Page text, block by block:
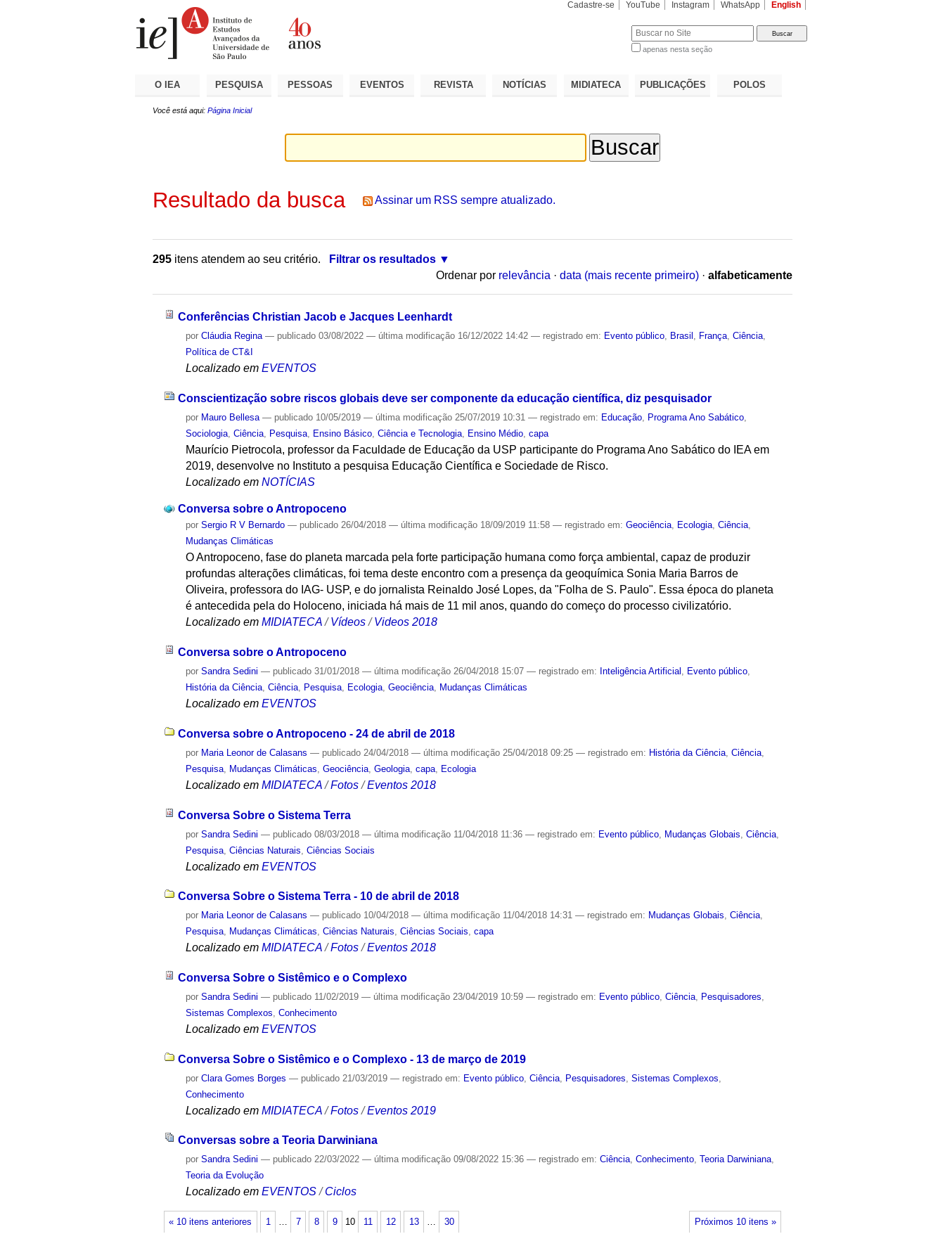
Cadastre-se YouTube Instagram WhatsApp English
apenas nesta seção
O IEA PESQUISA PESSOAS EVENTOS REVISTA NOTÍCIAS MIDIATECA PUBLICAÇÕES POLOS
Você está aqui: Página Inicial
Resultado da busca Assinar um RSS sempre atualizado.
295 itens atendem ao seu critério.
Filtrar os resultados
Ordenar por relevância · data (mais recente primeiro) · alfabeticamente
Conferências Christian Jacob e Jacques Leenhardt
porCláudia Regina — publicado 03/08/2022— última modificação 16/12/2022 14:42— registrado em: Evento público Brasil França ,Ciência
Política de CT&I
Localizado em EVENTOS
Conscientização sobre riscos globais deve ser componente da educação científica, diz pesquisador
por Mauro Bellesa — publicado 10/05/2019— última modificação 25/07/2019 10:31— registrado em: Educação Programa Ano Sabático
Sociologia ,Ciência Pesquisa Ensino Básico ,Ciência e Tecnologia Ensino Médio ,capa
Maurício Pietrocola, professor da Faculdade de Educação da USP participante do Programa Ano Sabático do IEA em
2019, desenvolve no Instituto a pesquisa Educação Científica e Sociedade de Risco.
Localizado em NOTÍCIAS
Conversa sobre o Antropoceno
porSergio R V Bernardo — publicado 26/04/2018— última modificação 18/09/2019 11:58— registrado em:Geociência, Ecologia,Ciência,
Mudanças Climáticas
O Antropoceno, fase do planeta marcada pela forte participação humana como força ambiental, capaz de produzir
profundas alterações climáticas, foi tema deste encontro com a presença da geoquímica Sonia Maria Barros de
Oliveira, professora do IAG- USP, e do jornalista Reinaldo José Lopes, da "Folha de S. Paulo". Essa época do planeta
é antecedida pela do Holoceno, iniciada há mais de 11 mil anos, quando do começo do processo civilizatório.
Localizado em MIDIATECA /Vídeos /Videos 2018
Conversa sobre o Antropoceno
porSandra Sedini — publicado 31/01/2018— última modificação 26/04/2018 15:07— registrado em: Inteligência Artificial , Evento público,
História da Ciência,Ciência, Pesquisa, Ecologia,Geociência, Mudanças Climáticas
Localizado em EVENTOS
Conversa sobre o Antropoceno - 24 de abril de 2018
por Maria Leonor de Calasans — publicado 24/04/2018— última modificação 25/04/2018 09:25— registrado em: História da Ciência ,Ciência
Pesquisa
Mudanças Climáticas ,Geociência ,Geologia ,capa Ecologia
Localizado em MIDIATECA /Fotos /Eventos 2018
Conversa Sobre o Sistema Terra
porSandra Sedini — publicado 08/03/2018— última modificação 11/04/2018 11:36— registrado em: Evento público Mudanças Globais ,Ciência
Pesquisa ,Ciências Naturais ,Ciências Sociais
Localizado em EVENTOS
Conversa Sobre o Sistema Terra - 10 de abril de 2018
por Maria Leonor de Calasans — publicado 10/04/2018— última modificação 11/04/2018 14:31— registrado em: Mudanças Globais,Ciência,
Pesquisa, Mudanças Climáticas,Ciências Naturais,Ciências Sociais,capa
Localizado em MIDIATECA /Fotos /Eventos 2018
Conversa Sobre o Sistêmico e o Complexo
porSandra Sedini — publicado 11/02/2019— última modificação 23/04/2019 10:59— registrado em: Evento público ,Ciência Pesquisadores
Sistemas Complexos ,Conhecimento
Localizado em EVENTOS
Conversa Sobre o Sistêmico e o Complexo - 13 de março de 2019
porClara Gomes Borges — publicado 21/03/2019— registrado em: Evento público ,Ciência Pesquisadores ,Sistemas Complexos
Conhecimento
Localizado em MIDIATECA /Fotos /Eventos 2019
Conversas sobre a Teoria Darwiniana
porSandra Sedini — publicado 22/03/2022— última modificação 09/08/2022 15:36— registrado em:Ciência,Conhecimento,Teoria Darwiniana,
Teoria da Evolução
Localizado em EVENTOS /Ciclos
« 10 itens anteriores Próximos 10 itens »
1 7 8 9 10 11 12 13 30